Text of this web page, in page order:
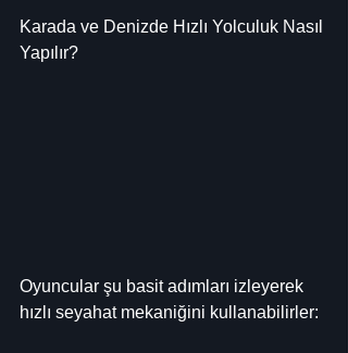
Karada ve Denizde Hızlı Yolculuk Nasıl
Yapılır?
Oyuncular şu basit adımları izleyerek
hızlı seyahat mekaniğini kullanabilirler: